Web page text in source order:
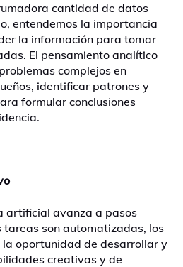
cantidad de datos
entendemos la importancia
la información para tomar
El pensamiento analítico
complejos en
identificar patrones y
formular conclusiones
artificial avanza a pasos
son automatizadas, los
la oportunidad de desarrollar y
creativas y de